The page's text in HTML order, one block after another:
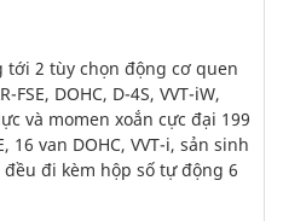
tới 2 tùy chọn động cơ quen
DOHC, D-4S, VVT-iW,
và momen xoắn cực đại 199
16 van DOHC, VVT-i, sản sinh
đi kèm hộp số tự động 6